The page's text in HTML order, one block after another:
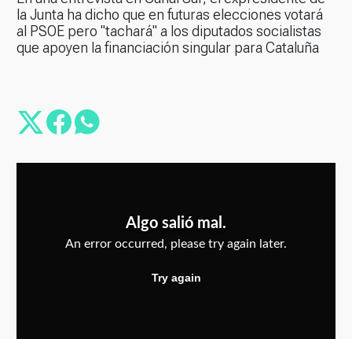
la Junta ha dicho que en futuras elecciones votará
al PSOE pero "tachará" a los diputados socialistas
que apoyen la financiación singular para Cataluña